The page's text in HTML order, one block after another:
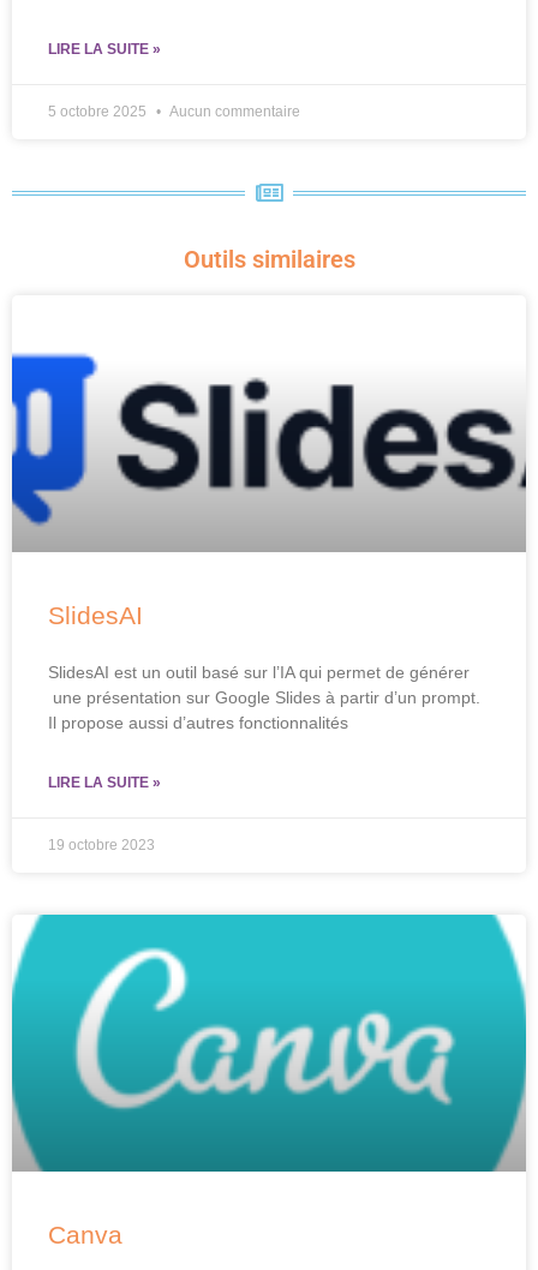
LIRE LA SUITE »
5 octobre 2025 Aucun commentaire
Outils similaires
SlidesAI
SlidesAI est un outil basé sur l’IA qui permet de générer
une présentation sur Google Slides à partir d’un prompt.
Il propose aussi d’autres fonctionnalités
LIRE LA SUITE »
19 octobre 2023
Canva